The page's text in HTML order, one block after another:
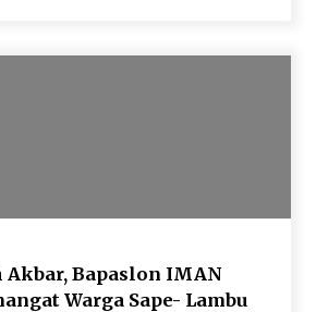
Bapaslon IMAN
Warga Sape- Lambu